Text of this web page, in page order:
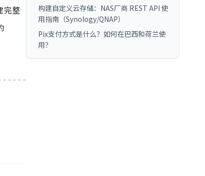
完整
构建自定义云存储：NAS厂商 REST API 使
用指南（Synology/QNAP）
Pix支付方式是什么？如何在巴西和荷兰使
用？